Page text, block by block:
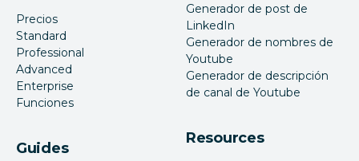
Precios
Standard
Professional
Advanced
Enterprise
Funciones
Guides
Generador de post de
LinkedIn
Generador de nombres de
Youtube
Generador de descripción
de canal de Youtube
Resources